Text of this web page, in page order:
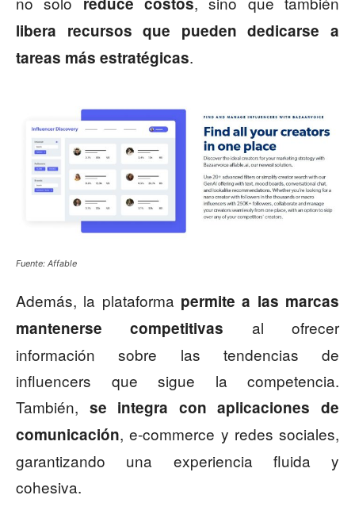
libera recursos que pueden dedicarse a
tareas más estratégicas.
Fuente: Affable
Además, la plataforma permite a las marcas
mantenerse competitivas al ofrecer
información sobre las tendencias de
influencers que sigue la competencia.
También, se integra con aplicaciones de
comunicación, e-commerce y redes sociales,
garantizando una experiencia fluida y
cohesiva.